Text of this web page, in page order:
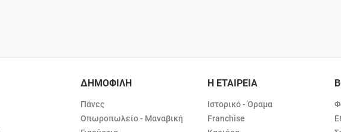
ΔΗΜΟΦΙΛΗ
Πάνες
Οπωροπωλείο - Μαναβική
Η ΕΤΑΙΡΕΙΑ
Ιστορικό - Όραμα
Franchise